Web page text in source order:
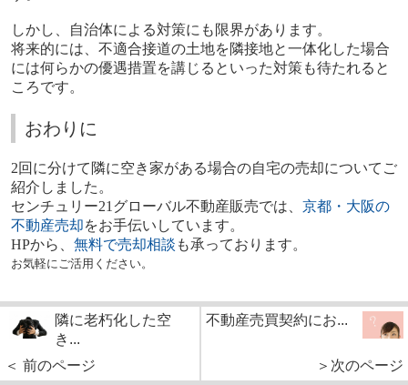
しかし、自治体による対策にも限界があります。
将来的には、不適合接道の土地を隣接地と一体化した場合
には何らかの優遇措置を講じるといった対策も待たれると
ころです。
おわりに
2回に分けて隣に空き家がある場合の自宅の売却についてご
紹介しました。
センチュリー21グローバル不動産販売では、 京都・大阪の
不動産売却をお手伝いしています。
HPから、 無料で売却相談 も承っております。
お気軽にご活用ください。
隣に老朽化した空
き...
＜ 前のページ
不動産売買契約にお...
＞次のページ